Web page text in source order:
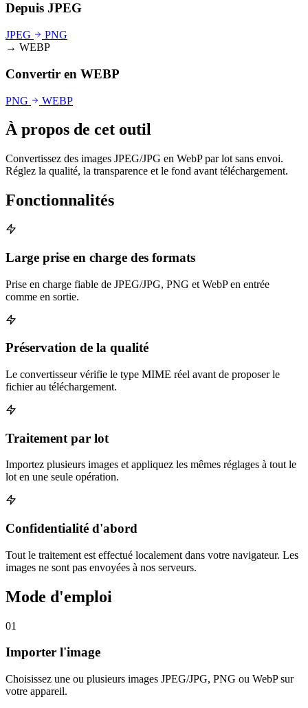
Depuis JPEG
JPEG
PNG
→ WEBP
Convertir en WEBP
PNG WEBP
À propos de cet outil
Convertissez des images JPEG/JPG en WebP par lot sans envoi.
Réglez la qualité, la transparence et le fond avant téléchargement.
Fonctionnalités
Large prise en charge des formats
Prise en charge fiable de JPEG/JPG, PNG et WebP en entrée
comme en sortie.
Préservation de la qualité
Le convertisseur vérifie le type MIME réel avant de proposer le
fichier au téléchargement.
Traitement par lot
Importez plusieurs images et appliquez les mêmes réglages à tout le
lot en une seule opération.
Confidentialité d'abord
Tout le traitement est effectué localement dans votre navigateur. Les
images ne sont pas envoyées à nos serveurs.
Mode d'emploi
01
Importer l'image
Choisissez une ou plusieurs images JPEG/JPG, PNG ou WebP sur
votre appareil.